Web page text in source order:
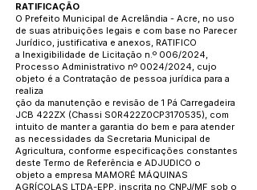
RATIFICAÇÃO
O Prefeito Municipal de Acrelândia - Acre, no uso
de suas atribuições legais e com base no Parecer
Jurídico, justificativa e anexos, RATIFICO
a Inexigibilidade de Licitação n.º 006/2024,
Processo Administrativo nº 0024/2024, cujo
objeto é a Contratação de pessoa jurídica para a
realiza
ção da manutenção e revisão de 1 Pá Carregadeira
JCB 422ZX (Chassi S0R422Z0CP3170535), com
intuito de manter a garantia do bem e para atender
as necessidades da Secretaria Municipal de
Agricultura, conforme especificações constantes
deste Termo de Referência e ADJUDICO o
objeto a empresa MAMORÉ MÁQUINAS
AGRÍCOLAS LTDA-EPP, inscrita no CNPJ/MF sob o